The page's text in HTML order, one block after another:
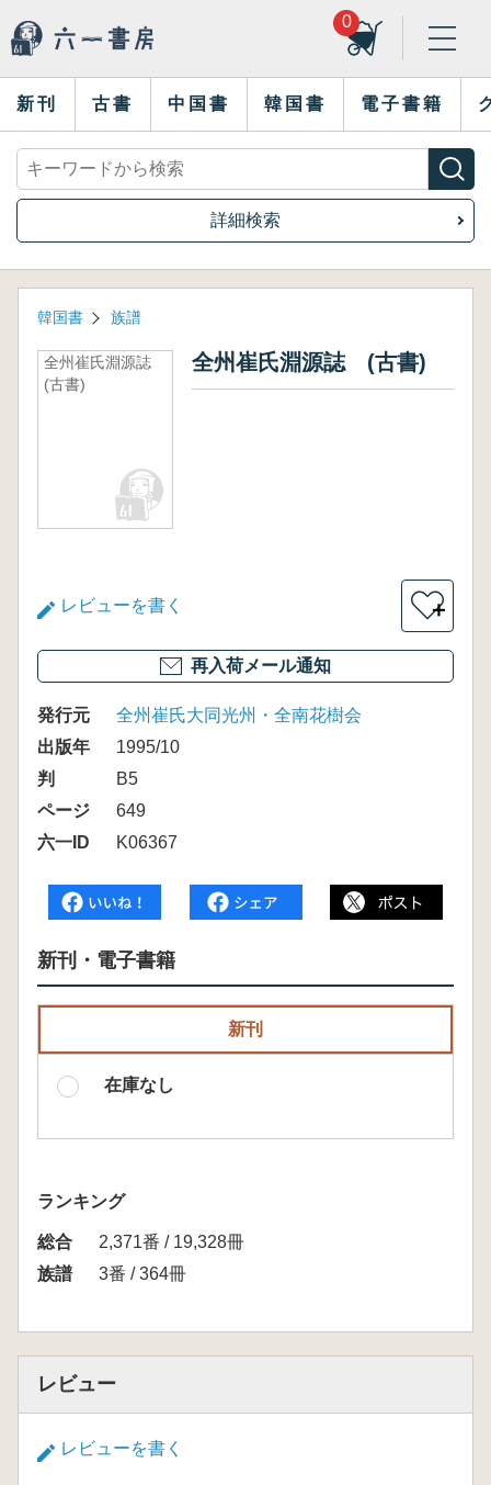
0
新刊 古書 中国書 韓国書 電子書籍
詳細検索
韓国書 族譜
全州崔氏淵源誌
(古書)
全州崔氏淵源誌 (古書)
レビューを書く ＋
再入荷メール通知
発行元
全州崔氏大同光州・全南花樹会
出版年
1995/10
判
B5
ページ
649
六一ID
K06367
新刊・電子書籍
新刊
在庫なし
ランキング
総合
2,371番 / 19,328冊
族譜
3番 / 364冊
レビュー
レビューを書く